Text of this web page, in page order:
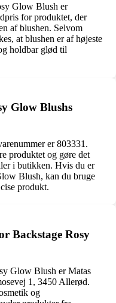
Glow Blush er
for produktet, der
af blushen. Selvom
at blushen er af højeste
holdbar glød til
Glow Blushs
er 803331.
produktet og gøre det
i butikken. Hvis du er
Blush, kan du bruge
produkt.
Backstage Rosy
Glow Blush er Matas
1, 3450 Allerød.
og